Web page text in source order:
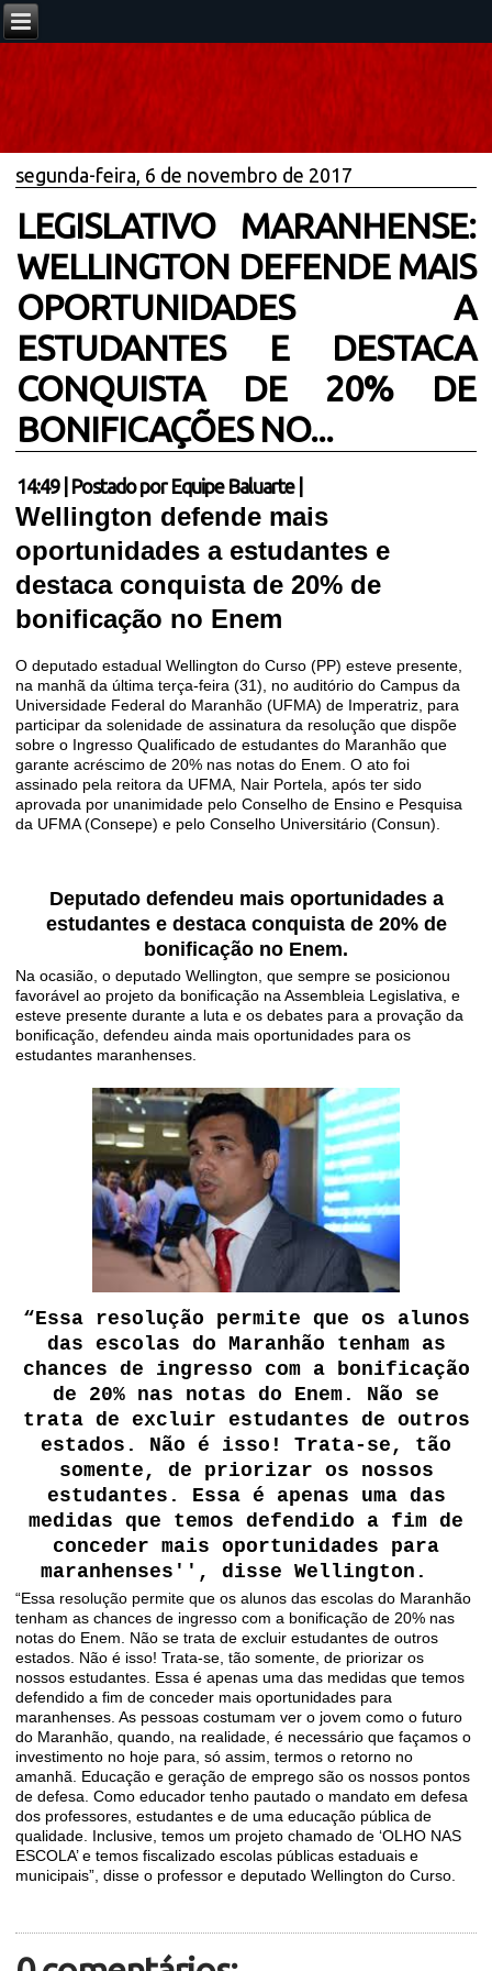
segunda-feira, 6 de novembro de 2017
LEGISLATIVO MARANHENSE:
WELLINGTON DEFENDE MAIS
OPORTUNIDADES A
ESTUDANTES E DESTACA
CONQUISTA DE 20% DE
BONIFICAÇÕES NO...
14:49| Postado por Equipe Baluarte
Wellington defende mais
oportunidades a estudantes e
destaca conquista de 20% de
bonificação no Enem
O deputado estadual Wellington do Curso (PP) esteve presente,
na manhã da última terça-feira (31), no auditório do Campus da
Universidade Federal do Maranhão (UFMA) de Imperatriz, para
participar da solenidade de assinatura da resolução que dispõe
sobre o Ingresso Qualificado de estudantes do Maranhão que
garante acréscimo de 20% nas notas do Enem. O ato foi
assinado pela reitora da UFMA, Nair Portela, após ter sido
aprovada por unanimidade pelo Conselho de Ensino e Pesquisa
da UFMA (Consepe) e pelo Conselho Universitário (Consun).
Deputado defendeu mais oportunidades a
estudantes e destaca conquista de 20% de
bonificação no Enem.
Na ocasião, o deputado Wellington, que sempre se posicionou
favorável ao projeto da bonificação na Assembleia Legislativa, e
esteve presente durante a luta e os debates para a provação da
bonificação, defendeu ainda mais oportunidades para os
estudantes maranhenses.
“Essa resolução permite que os alunos
das escolas do Maranhão tenham as
chances de ingresso com a bonificação
de 20% nas notas do Enem. Não se
trata de excluir estudantes de outros
estados. Não é isso! Trata-se, tão
somente, de priorizar os nossos
estudantes. Essa é apenas uma das
medidas que temos defendido a fim de
conceder mais oportunidades para
maranhenses'', disse Wellington.
“Essa resolução permite que os alunos das escolas do Maranhão
tenham as chances de ingresso com a bonificação de 20% nas
notas do Enem. Não se trata de excluir estudantes de outros
estados. Não é isso! Trata-se, tão somente, de priorizar os
nossos estudantes. Essa é apenas uma das medidas que temos
defendido a fim de conceder mais oportunidades para
maranhenses. As pessoas costumam ver o jovem como o futuro
do Maranhão, quando, na realidade, é necessário que façamos o
investimento no hoje para, só assim, termos o retorno no
amanhã. Educação e geração de emprego são os nossos pontos
de defesa. Como educador tenho pautado o mandato em defesa
dos professores, estudantes e de uma educação pública de
qualidade. Inclusive, temos um projeto chamado de ‘OLHO NAS
ESCOLA’ e temos fiscalizado escolas públicas estaduais e
municipais”, disse o professor e deputado Wellington do Curso.